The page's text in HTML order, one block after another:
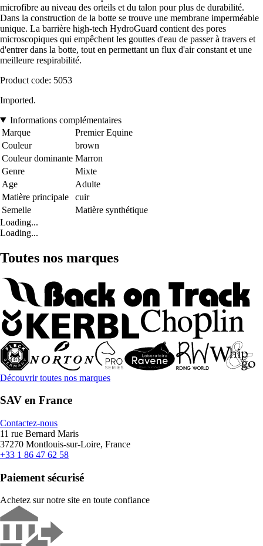
microfibre au niveau des orteils et du talon pour plus de durabilité.
Dans la construction de la botte se trouve une membrane imperméable
unique. La barrière high-tech HydroGuard contient des pores
microscopiques qui empêchent les gouttes d'eau de passer à travers et
d'entrer dans la botte, tout en permettant un flux d'air constant et une
meilleure respirabilité.
Product code: 5053
Imported.
Informations complémentaires
Marque
Premier Equine
Couleur
brown
Couleur dominante Marron
Genre
Mixte
Age
Adulte
Matière principale
cuir
Semelle
Matière synthétique
Loading...
Loading...
Toutes nos marques
Découvrir toutes nos marques
SAV en France
Contactez-nous
11 rue Bernard Maris
37270 Montlouis-sur-Loire, France
+33 1 86 47 62 58
Paiement sécurisé
Achetez sur notre site en toute confiance